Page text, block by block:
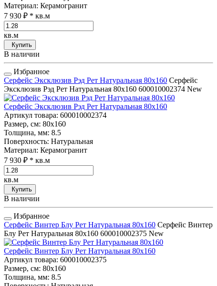
Материал: Керамогранит
7 930 ₽ * кв.м
кв.м
Купить
В наличии
Избранное
Серфейс Эксклюзив Рэд Рет Натуральная 80x160 Серфейс
Эксклюзив Рэд Рет Натуральная 80x160 600010002374 New
Серфейс Эксклюзив Рэд Рет Натуральная 80x160
Артикул товара: 600010002374
Размер, см: 80x160
Толщина, мм: 8.5
Поверхность: Натуральная
Материал: Керамогранит
7 930 ₽ * кв.м
кв.м
Купить
В наличии
Избранное
Серфейс Винтер Блу Рет Натуральная 80x160 Серфейс Винтер
Блу Рет Натуральная 80x160 600010002375 New
Серфейс Винтер Блу Рет Натуральная 80x160
Артикул товара: 600010002375
Размер, см: 80x160
Толщина, мм: 8.5